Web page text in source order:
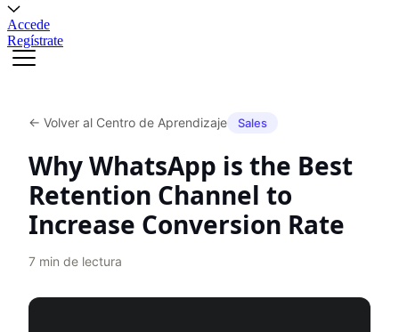
Accede
Regístrate
← Volver al Centro de Aprendizaje Sales
Why WhatsApp is the Best
Retention Channel to
Increase Conversion Rate
7 min de lectura